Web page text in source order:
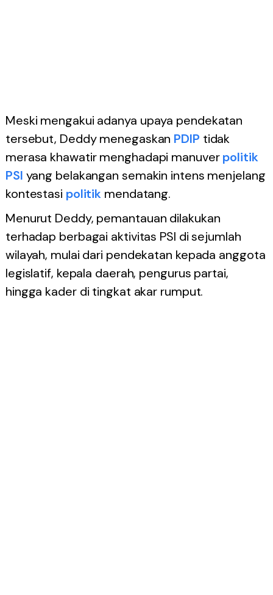
Meski mengakui adanya upaya pendekatan
tersebut, Deddy menegaskan PDIP tidak
merasa khawatir menghadapi manuverpolitik
PSI yang belakangan semakin intens menjelang
kontestasi politik mendatang.
Menurut Deddy, pemantauan dilakukan
terhadap berbagai aktivitas PSI di sejumlah
wilayah, mulai dari pendekatan kepada anggota
legislatif, kepala daerah, pengurus partai,
hingga kader di tingkat akar rumput.